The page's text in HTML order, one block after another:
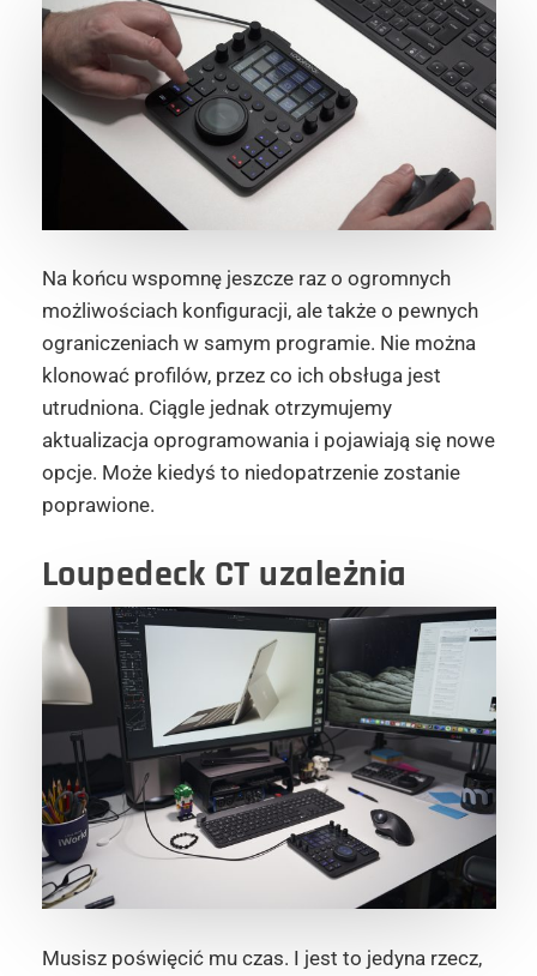
Na końcu wspomnę jeszcze raz o ogromnych
możliwościach konfiguracji, ale także o pewnych
ograniczeniach w samym programie. Nie można
klonować profilów, przez co ich obsługa jest
utrudniona. Ciągle jednak otrzymujemy
aktualizacja oprogramowania i pojawiają się nowe
opcje. Może kiedyś to niedopatrzenie zostanie
poprawione.
Loupedeck CT uzależnia
Musisz poświęcić mu czas. I jest to jedyna rzecz,